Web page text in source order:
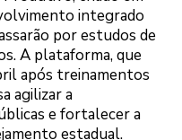
integrado
por estudos de
A plataforma, que
após treinamentos
agilizar a
e fortalecer a
estadual.